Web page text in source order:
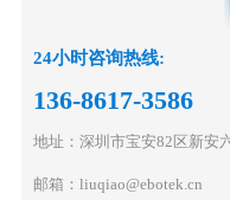
24小时咨询热线:
136-8617-3586
地址：深圳市宝安82区新安
邮箱：liuqiao@ebotek.cn